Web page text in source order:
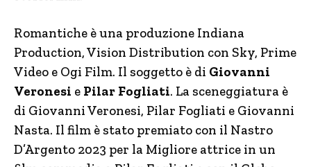
Romantiche è una produzione Indiana
Production, Vision Distribution con Sky, Prime
Video e Ogi Film. Il soggetto è di Giovanni
Veronesi e Pilar Fogliati. La sceneggiatura è
di Giovanni Veronesi, Pilar Fogliati e Giovanni
Nasta. Il film è stato premiato con il Nastro
D’Argento 2023 per la Migliore attrice in un